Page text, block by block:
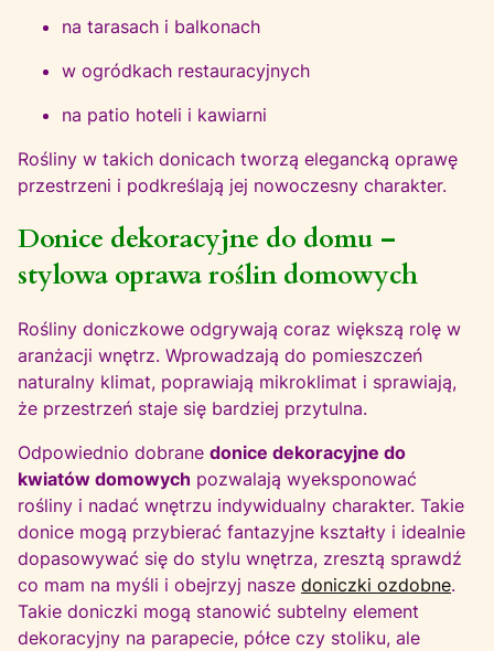
na tarasach i balkonach
w ogródkach restauracyjnych
na patio hoteli i kawiarni
Rośliny w takich donicach tworzą elegancką oprawę
przestrzeni i podkreślają jej nowoczesny charakter.
Donice dekoracyjne do domu –
stylowa oprawa roślin domowych
Rośliny doniczkowe odgrywają coraz większą rolę w
aranżacji wnętrz. Wprowadzają do pomieszczeń
naturalny klimat, poprawiają mikroklimat i sprawiają,
że przestrzeń staje się bardziej przytulna.
Odpowiednio dobrane donice dekoracyjne do
kwiatów domowych pozwalają wyeksponować
rośliny i nadać wnętrzu indywidualny charakter. Takie
donice mogą przybierać fantazyjne kształty i idealnie
dopasowywać się do stylu wnętrza, zresztą sprawdź
co mam na myśli i obejrzyj nasze doniczki ozdobne.
Takie doniczki mogą stanowić subtelny element
dekoracyjny na parapecie, półce czy stoliku, ale